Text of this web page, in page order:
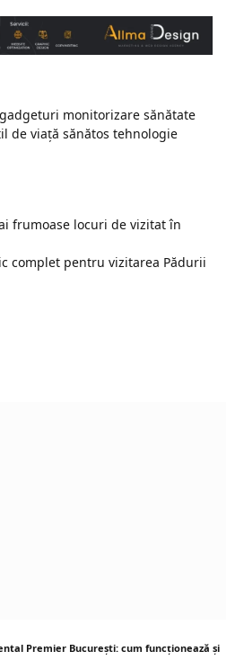
gadgeturi monitorizare sănătate
de viață sănătos tehnologie
frumoase locuri de vizitat în
complet pentru vizitarea Pădurii
Premier București: cum funcționează și